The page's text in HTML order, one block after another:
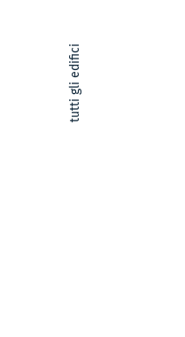
tutti gli edifici